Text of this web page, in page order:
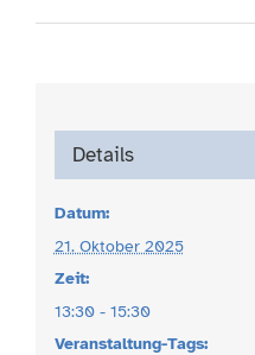
Details
Datum:
21. Oktober 2025
Zeit:
13:30 - 15:30
Veranstaltung-Tags: